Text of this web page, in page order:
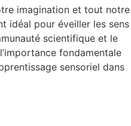
imagination et tout notre
idéal pour éveiller les sens
scientifique et le
fondamentale
sensoriel dans